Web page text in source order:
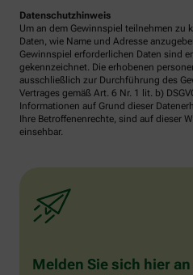
Datenschutzhinweis
Um an dem Gewinnspiel teilnehmen zu
Daten, wie Name und Adresse
Gewinnspiel erforderlichen Daten sind
gekennzeichnet. Die erhobenen
ausschließlich zur Durchführung des
Vertrages gemäß Art. 6 Nr. 1 lit. b)
Informationen auf Grund dieser
Ihre Betroffenenrechte, sind auf dieser
einsehbar.
Melden Sie sich hier